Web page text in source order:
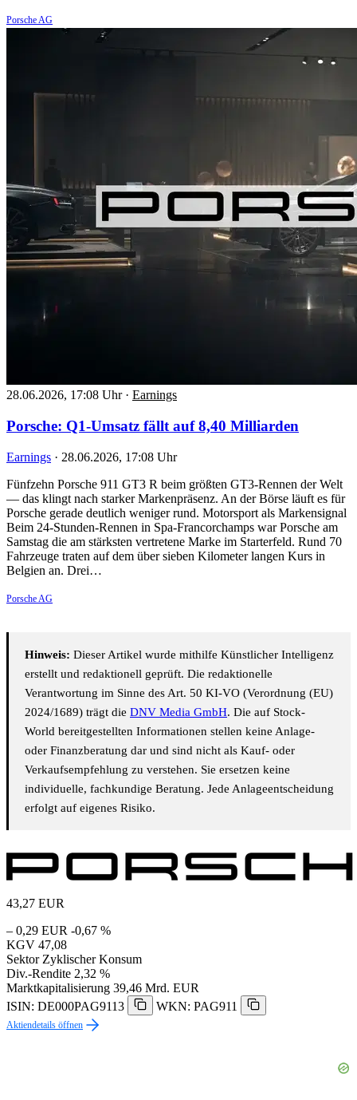
Porsche AG
28.06.2026, 17:08 Uhr · Earnings
Porsche: Q1-Umsatz fällt auf 8,40 Milliarden
Earnings · 28.06.2026, 17:08 Uhr
Fünfzehn Porsche 911 GT3 R beim größten GT3-Rennen der Welt
— das klingt nach starker Markenpräsenz. An der Börse läuft es für
Porsche gerade deutlich weniger rund. Motorsport als Markensignal
Beim 24-Stunden-Rennen in Spa-Francorchamps war Porsche am
Samstag die am stärksten vertretene Marke im Starterfeld. Rund 70
Fahrzeuge traten auf dem über sieben Kilometer langen Kurs in
Belgien an. Drei…
Porsche AG
Hinweis: Dieser Artikel wurde mithilfe Künstlicher Intelligenz
erstellt und redaktionell geprüft. Die redaktionelle
Verantwortung im Sinne des Art. 50 KI-VO (Verordnung (EU)
2024/1689) trägt die DNV Media GmbH. Die auf Stock-
World bereitgestellten Informationen stellen keine Anlage-
oder Finanzberatung dar und sind nicht als Kauf- oder
Verkaufsempfehlung zu verstehen. Sie ersetzen keine
individuelle, fachkundige Beratung. Jede Anlageentscheidung
erfolgt auf eigenes Risiko.
43,27 EUR
– 0,29 EUR -0,67 %
KGV 47,08
Sektor Zyklischer Konsum
Div.-Rendite 2,32 %
Marktkapitalisierung 39,46 Mrd. EUR
ISIN: DE000PAG9113
WKN: PAG911
Aktiendetails öffnen